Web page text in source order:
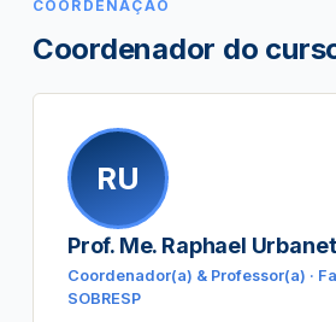
COORDENAÇÃO
Coordenador do
RU
Prof. Me. Raphael
Coordenador(a) & Professor(a) ·
SOBRESP